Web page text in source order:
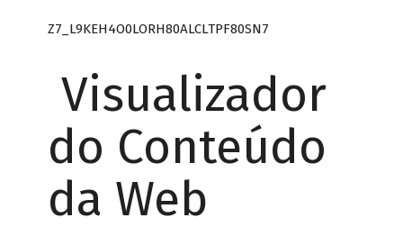
Z7_L9KEH4O0LORH80ALCLTPF80SN7
Visualizador
do Conteúdo
da Web